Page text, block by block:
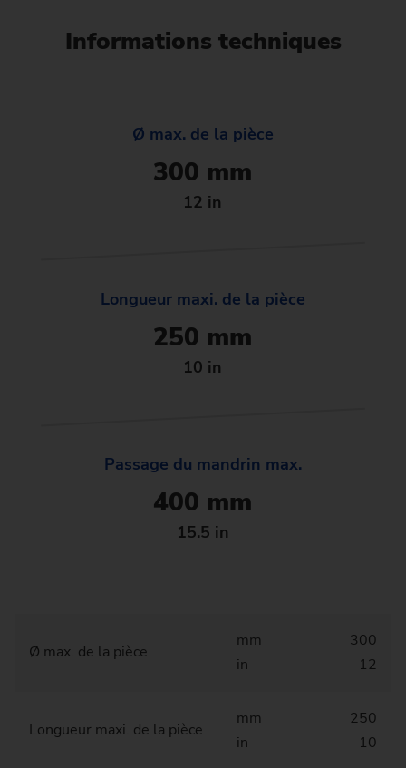
Informations techniques
Ø max. de la pièce
300 mm
12 in
Longueur maxi. de la pièce
250 mm
10 in
Passage du mandrin max.
400 mm
15.5 in
Ø max. de la pièce
mm
in
300
12
Longueur maxi. de la pièce
mm
in
250
10